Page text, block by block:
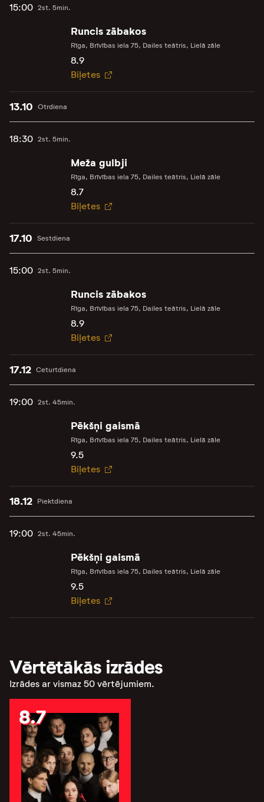
15:00 2st. 5min.
Runcis zābakos
Rīga, Brīvības iela 75, Dailes teātris, Lielā zāle
8.9
Biļetes
Otrdiena
13.10
18:30 2st. 5min.
Meža gulbji
Rīga, Brīvības iela 75, Dailes teātris, Lielā zāle
8.7
Biļetes
Sestdiena
17.10
15:00 2st. 5min.
Runcis zābakos
Rīga, Brīvības iela 75, Dailes teātris, Lielā zāle
8.9
Biļetes
Ceturtdiena
17.12
19:00 2st. 45min.
Pēkšņi gaismā
Rīga, Brīvības iela 75, Dailes teātris, Lielā zāle
9.5
Biļetes
Piektdiena
18.12
19:00 2st. 45min.
Pēkšņi gaismā
Rīga, Brīvības iela 75, Dailes teātris, Lielā zāle
9.5
Biļetes
Vērtētākās izrādes
Izrādes ar vismaz 50 vērtējumiem.
8.7